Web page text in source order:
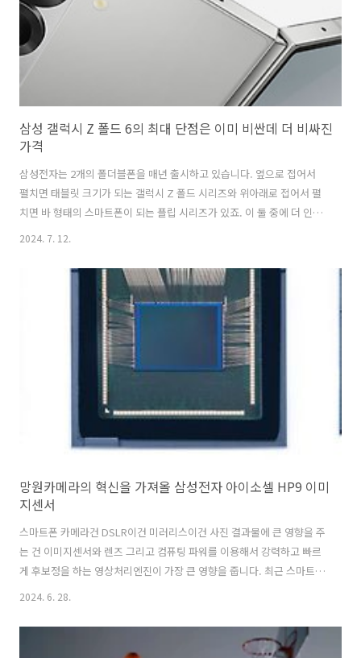
문에 빛을 수집하는 능력인 집광력이 ..
삼성 갤럭시 Z 폴드 6의 최대 단점은 이미 비싼데 더 비싸진
가격
삼성전자는 2개의 폴더블폰을 매년 출시하고 있습니다. 옆으로 접어서
펼치면 태블릿 크기가 되는 갤럭시 Z 폴드 시리즈와 위아래로 접어서 펼
치면 바 형태의 스마트폰이 되는 플립 시리즈가 있죠. 이 둘 중에 더 인기
가 높은 건 가격이 낮고 휴대성이 증가하는 Z 플립이 더 인기가 높습니
단점은 높은 가격입니다. 그나마 가격이 상대적으로 저렴한 플립 시리즈
는 비슷한 가격의 바 형태의 스마트폰에 비해서 AP와 카메라 성능이 떨
어지는 문제점이 있죠. 이에 저는 앞으로도 폴더블 폰을 구매할 생각이
없습니다. 그냥 바 형태의 스마트폰을 사고 태블릿을 사서 두 개를 다 들
고 다니거나 롤러블 폰이 더 낫다고 생각합니다. 삼성전자 갤럭시 Z 폴
2024. 7. 12.
망원카메라의 혁신을 가져올 삼성전자 아이소셀 HP9 이미
지센서
스마트폰 카메라건 DSLR이건 미러리스이건 사진 결과물에 큰 영향을 주
는 건 이미지센서와 렌즈 그리고 컴퓨팅 파워를 이용해서 강력하고 빠르
게 후보정을 하는 영상처리엔진이 가장 큰 영향을 줍니다. 최근 스마트폰
능을 넣고 HDR 사진을 찍고 강력한 AI를 이용한 사진 편집과 후보정 기
능은 카메라보다 앞서고 있습니다. 근 미래에는 디지털 보정 기술로 카메
2024. 6. 28.